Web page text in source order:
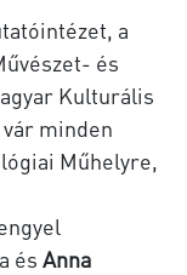
a
és
Kulturális
minden
Műhelyre,
és Anna